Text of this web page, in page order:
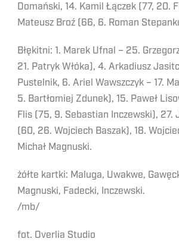
Domański, 14. Kamil Łączek (77, 20.
Mateusz Broź (66, 6. Roman
Błękitni: 1. Marek Ufnal – 25.
21. Patryk Włóka), 4. Arkadiusz
Pustelnik, 6. Ariel Wawszczyk – 17.
5. Bartłomiej Zdunek), 15. Paweł
Flis (75, 9. Sebastian Inczewski), 27.
(60, 26. Wojciech Baszak), 18.
Michał Magnuski.
żółte kartki: Maluga, Uwakwe,
Magnuski, Fadecki, Inczewski.
/mb/
fot. Overlia Studio